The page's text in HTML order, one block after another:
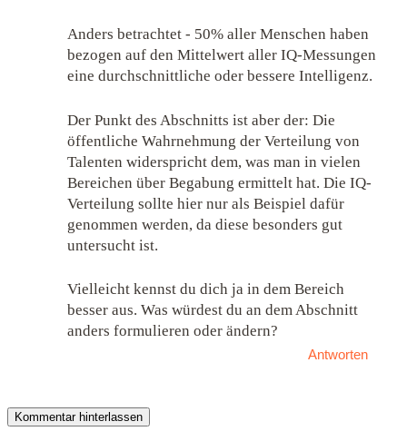
Anders betrachtet - 50% aller Menschen haben
bezogen auf den Mittelwert aller IQ-Messungen
eine durchschnittliche oder bessere Intelligenz.
Der Punkt des Abschnitts ist aber der: Die
öffentliche Wahrnehmung der Verteilung von
Talenten widerspricht dem, was man in vielen
Bereichen über Begabung ermittelt hat. Die IQ-
Verteilung sollte hier nur als Beispiel dafür
genommen werden, da diese besonders gut
untersucht ist.
Vielleicht kennst du dich ja in dem Bereich
besser aus. Was würdest du an dem Abschnitt
anders formulieren oder ändern?
Antworten
Kommentar hinterlassen